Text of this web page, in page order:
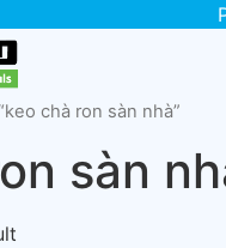
chà ron sàn nhà”
sàn